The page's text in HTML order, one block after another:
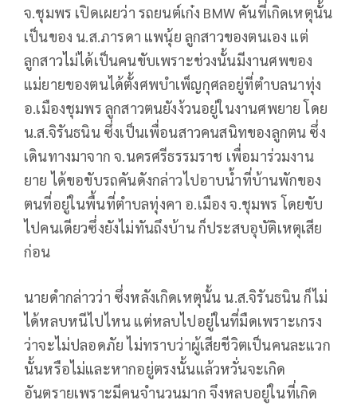
จ.ชุมพร เปิดเผยว่า รถยนต์เก๋ง BMW คันที่เกิดเหตุนั้น
เป็นของ น.ส.ภารดา แพนุ้ย ลูกสาวของตนเอง แต่
ลูกสาวไม่ได้เป็นคนขับเพราะช่วงนั้นมีงานศพของ
แม่ยายของตนได้ตั้งศพบำเพ็ญกุศลอยู่ที่ตำบลนาทุ่ง
อ.เมืองชุมพร ลูกสาวตนยังง้วนอยู่ในงานศพยาย โดย
น.ส.จิรันธนิน ซึ่งเป็นเพื่อนสาวคนสนิทของลูกตน ซึ่ง
เดินทางมาจาก จ.นครศรีธรรมราช เพื่อมาร่วมงาน
ยาย ได้ขอขับรถคันดังกล่าวไปอาบน้ำที่บ้านพักของ
ตนที่อยู่ในพื้นที่ตำบลทุ่งคา อ.เมือง จ.ชุมพร โดยขับ
ไปคนเดียวซึ่งยังไม่ทันถึงบ้าน ก็ประสบอุบัติเหตุเสีย
ก่อน
นายดำกล่าวว่า ซึ่งหลังเกิดเหตุนั้น น.ส.จิรันธนิน ก็ไม่
ได้หลบหนีไปไหน แต่หลบไปอยู่ในที่มืดเพราะเกรง
ว่าจะไม่ปลอดภัย ไม่ทราบว่าผู้เสียชีวิตเป็นคนละแวก
นั้นหรือไม่และหากอยู่ตรงนั้นแล้วหวั่นจะเกิด
อันตรายเพราะมีคนจำนวนมาก จึงหลบอยู่ในที่เกิด